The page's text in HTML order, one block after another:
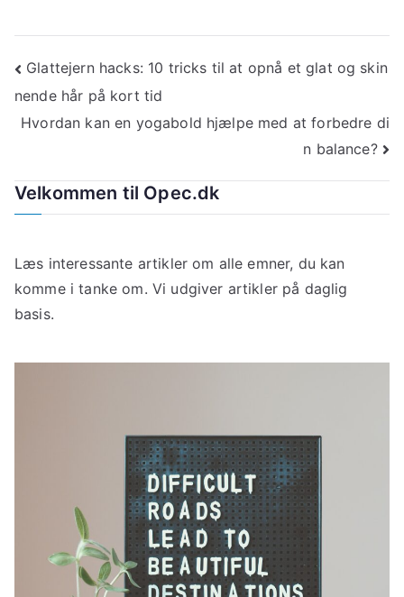
Indlægsnavigation
Glattejern hacks: 10 tricks til at opnå et glat og skin
nende hår på kort tid
Hvordan kan en yogabold hjælpe med at forbedre di
n balance?
Velkommen til Opec.dk
Læs interessante artikler om alle emner, du kan
komme i tanke om. Vi udgiver artikler på daglig
basis.